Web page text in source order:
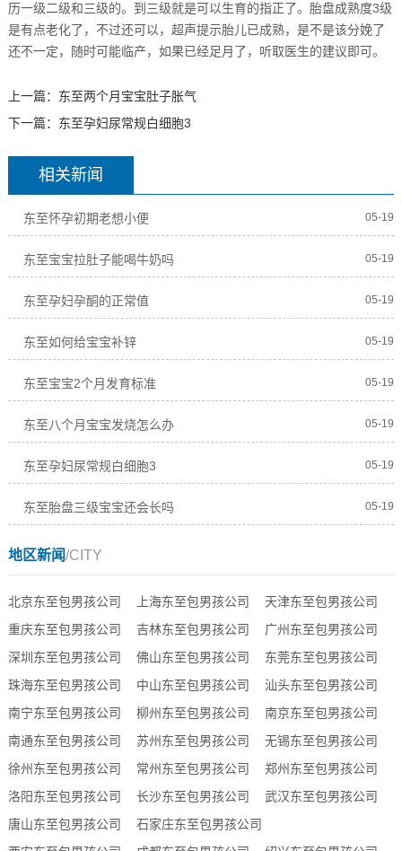
历一级二级和三级的。到三级就是可以生育的指正了。胎盘成熟度3级
是有点老化了，不过还可以，超声提示胎儿已成熟，是不是该分娩了
还不一定，随时可能临产，如果已经足月了，听取医生的建议即可。
上一篇： 东至两个月宝宝肚子胀气
下一篇： 东至孕妇尿常规白细胞3
相关新闻
东至怀孕初期老想小便 05-19
东至宝宝拉肚子能喝牛奶吗 05-19
东至孕妇孕酮的正常值 05-19
东至如何给宝宝补锌 05-19
东至宝宝2个月发育标准 05-19
东至八个月宝宝发烧怎么办 05-19
东至孕妇尿常规白细胞3 05-19
东至胎盘三级宝宝还会长吗 05-19
地区新闻/CITY
北京东至包男孩公司 上海东至包男孩公司
天津东至包男孩公司
重庆东至包男孩公司
吉林东至包男孩公司
广州东至包男孩公司
深圳东至包男孩公司
佛山东至包男孩公司
东莞东至包男孩公司
珠海东至包男孩公司
中山东至包男孩公司
汕头东至包男孩公司
南宁东至包男孩公司
柳州东至包男孩公司
南京东至包男孩公司
南通东至包男孩公司
苏州东至包男孩公司
无锡东至包男孩公司
徐州东至包男孩公司
常州东至包男孩公司
郑州东至包男孩公司
洛阳东至包男孩公司
长沙东至包男孩公司
武汉东至包男孩公司
唐山东至包男孩公司
石家庄东至包男孩公司